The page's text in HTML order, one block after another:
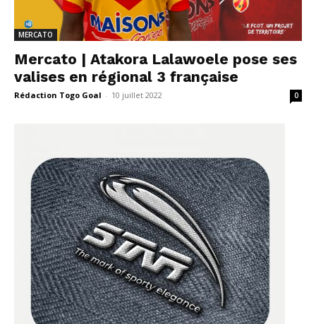
MERCATO
Mercato | Atakora Lalawoele pose ses
valises en régional 3 française
Rédaction Togo Goal - 10 juillet 2022 0